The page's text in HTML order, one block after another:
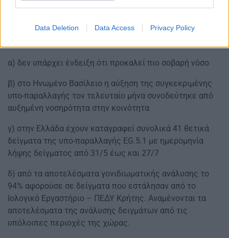
Data Deletion Data Access Privacy Policy
Όμικρον EG.5.1, που χαρακτηρίστηκε ως υποπαραλλαγή
Οργανισμό Υγείας, τα δεδομένα αυτήν τη στιγμή έχουν
α) δεν υπάρχει ένδειξη ότι προκαλεί πιο σοβαρή νόσο
β) στο Ηνωμένο Βασίλειο η αύξηση της συγκεκριμένης
υπο-παραλλαγής τον τελευταίο μήνα συνοδεύτηκε από
αυξημένη νοσηρότητα στην κοινότητα
γ) στην Ελλάδα έχουν καταγραφεί συνολικά 41 θετικά
δείγματα της υπο-παραλλαγής EG.5.1 με ημερομηνία
λήψης δείγματος από 31/5 έως και 27/7
δ) από τα αποτελέσματα γονιδιωματικής ανάλυσης το
94% αφορούσε σε δείγματα που εστάλησαν από το
Ιολογικό Εργαστήριο – ΠΕΔΥ Κρήτης. Αναμένονται τα
αποτελέσματα της ανάλυσης δειγμάτων από τις
υπόλοιπες περιοχές της χώρας.